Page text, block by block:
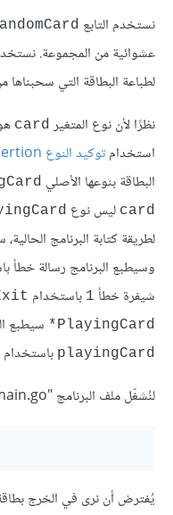
نستخدم التابع
عشوائية من المجموعة.
لطباعة البطاقة التي سحبناها
نظرًا لأن نوع المتغير card
استخدامتوكيد النوع type assertion
البطاقة بنوعها الأصلي
card ليس نوع
لطريقة كتابة البرنامج
وسيطبع البرنامج رسالة خطأ
شيفرة خطأ 1 باستخدام
PlayingCard* سيطبع
playingCard باستخدام
لنُشغّل ملف البرنامج "main.go" بعد حفظه من خلال الأمر
يُفترض أن نرى في الخرج